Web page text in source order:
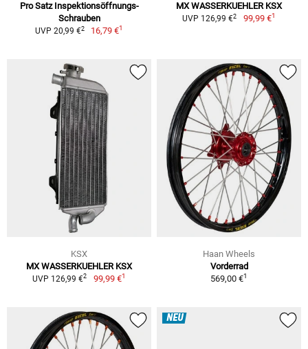
Pro Satz Inspektionsöffnungs-
Schrauben
UVP 20,99 €2 16,79 €1
MX WASSERKUEHLER KSX
UVP 126,99 €2 99,99 €1
KSX
MX WASSERKUEHLER KSX
UVP 126,99 €2 99,99 €1
Haan Wheels
Vorderrad
569,00 €1
NEU